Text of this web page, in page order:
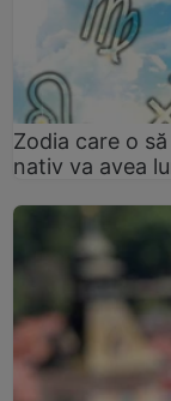
Zodia care o
nativ va avea